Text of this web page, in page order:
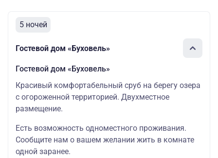
5 ночей
Гостевой дом «Буховель»
Гостевой дом «Буховель»
Красивый комфортабельный сруб на берегу озера
с огороженной территорией. Двухместное
размещение.
Есть возможность одноместного проживания.
Сообщите нам о вашем желании жить в комнате
одной заранее.